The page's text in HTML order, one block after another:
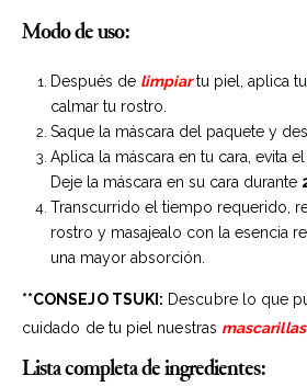
Modo de uso:
Después de limpiartu piel, aplica tu
calmar tu rostro.
Saque la máscara del paquete y
Aplica la máscara en tu cara, evita
Deje la máscara en su cara durante
Transcurrido el tiempo requerido,
rostro y masajealo con la esencia
una mayor absorción.
**CONSEJO TSUKI: Descubre lo que
cuidado de tu piel nuestras
Lista completa de ingredientes: